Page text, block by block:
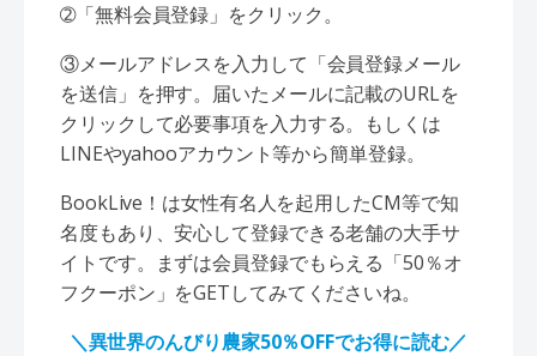
➁「無料会員登録」をクリック。
③メールアドレスを入力して「会員登録メール
を送信」を押す。届いたメールに記載のURLを
クリックして必要事項を入力する。もしくは
LINEやyahooアカウント等から簡単登録。
BookLive！は女性有名人を起用したCM等で知
名度もあり、安心して登録できる老舗の大手サ
イトです。まずは会員登録でもらえる「50％オ
フクーポン」をGETしてみてくださいね。
＼異世界のんびり農家50％OFFでお得に読む／